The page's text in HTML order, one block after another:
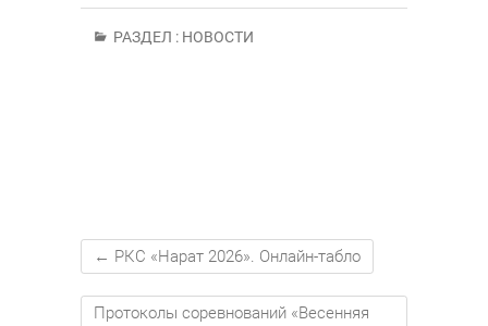
РАЗДЕЛ : НОВОСТИ
← РКС «Нарат 2026». Онлайн-табло
Протоколы соревнований «Весенняя